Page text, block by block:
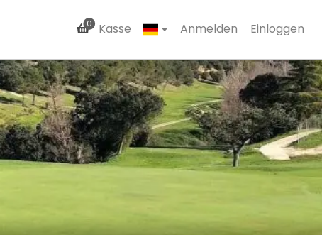
0 Kasse Anmelden Einloggen